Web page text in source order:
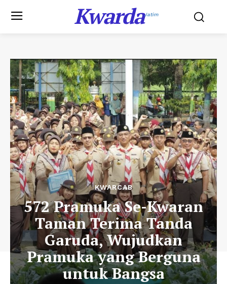
KwardaJatim
KWARCAB
572 Pramuka Se-Kwaran
Taman Terima Tanda
Garuda, Wujudkan
Pramuka yang Berguna
untuk Bangsa